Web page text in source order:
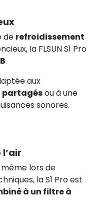
de refroidissement
la FLSUN S1 Pro
.
aux
partagésou à une
sonores.
lors de
la S1 Pro est
à un filtre à